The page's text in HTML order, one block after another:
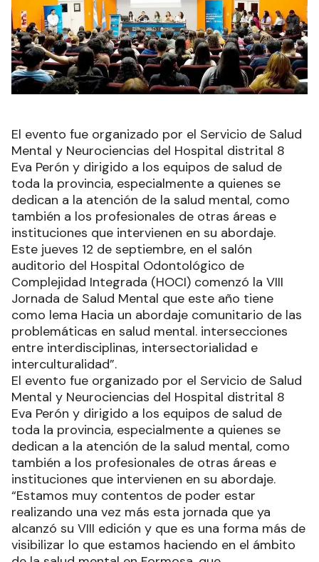
El evento fue organizado por el Servicio de Salud
Mental y Neurociencias del Hospital distrital 8
Eva Perón y dirigido a los equipos de salud de
toda la provincia, especialmente a quienes se
dedican a la atención de la salud mental, como
también a los profesionales de otras áreas e
instituciones que intervienen en su abordaje.
Este jueves 12 de septiembre, en el salón
auditorio del Hospital Odontológico de
Complejidad Integrada (HOCI) comenzó la VIII
Jornada de Salud Mental que este año tiene
como lema Hacia un abordaje comunitario de las
problemáticas en salud mental. intersecciones
entre interdisciplinas, intersectorialidad e
interculturalidad”.
El evento fue organizado por el Servicio de Salud
Mental y Neurociencias del Hospital distrital 8
Eva Perón y dirigido a los equipos de salud de
toda la provincia, especialmente a quienes se
dedican a la atención de la salud mental, como
también a los profesionales de otras áreas e
instituciones que intervienen en su abordaje.
“Estamos muy contentos de poder estar
realizando una vez más esta jornada que ya
alcanzó su VIII edición y que es una forma más de
visibilizar lo que estamos haciendo en el ámbito